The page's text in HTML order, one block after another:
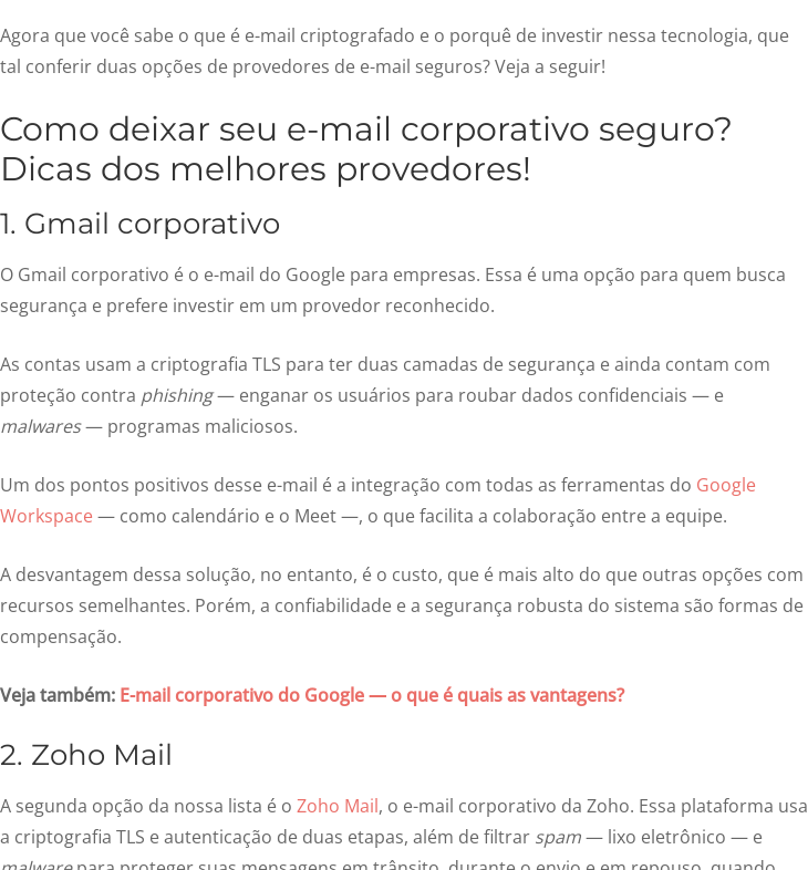
Agora que você sabe o que é e-mail criptografado e o porquê de investir nessa tecnologia, que
tal conferir duas opções de provedores de e-mail seguros? Veja a seguir!
Como deixar seu e-mail corporativo seguro?
Dicas dos melhores provedores!
1. Gmail corporativo
O Gmail corporativo é o e-mail do Google para empresas. Essa é uma opção para quem busca
segurança e prefere investir em um provedor reconhecido.
As contas usam a criptografia TLS para ter duas camadas de segurança e ainda contam com
proteção contra phishing— enganar os usuários para roubar dados confidenciais — e
malwares— programas maliciosos.
Um dos pontos positivos desse e-mail é a integração com todas as ferramentas do Google
Workspace — como calendário e o Meet —, o que facilita a colaboração entre a equipe.
A desvantagem dessa solução, no entanto, é o custo, que é mais alto do que outras opções com
recursos semelhantes. Porém, a confiabilidade e a segurança robusta do sistema são formas de
compensação.
Veja também: E-mail corporativo do Google — o que é quais as vantagens?
2. Zoho Mail
A segunda opção da nossa lista é o Zoho Mail, o e-mail corporativo da Zoho. Essa plataforma usa
a criptografia TLS e autenticação de duas etapas, além de filtrar spam— lixo eletrônico — e